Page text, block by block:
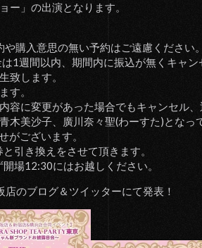
ー」の出演となります。
購入意思の無い予約はご遠慮ください。
1週間以内、期間内に振込が無くキャン
致します。
す。
に変更があった場合でもキャンセル、
木美沙子、廣川奈々聖(わーすた)となっ
がございます。
引き換えをさせて頂きます。
場12:30にはお越しください。
のブログ＆ツイッターにて発表！